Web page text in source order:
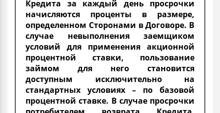
Кредита за каждый день просрочки
начисляются проценты в размере,
определенном Сторонами в Договоре. В
случае невыполнения заемщиком
условий для применения акционной
процентной ставки, пользование
займом для него становится
доступным исключительно на
стандартных условиях – по базовой
процентной ставке. В случае просрочки